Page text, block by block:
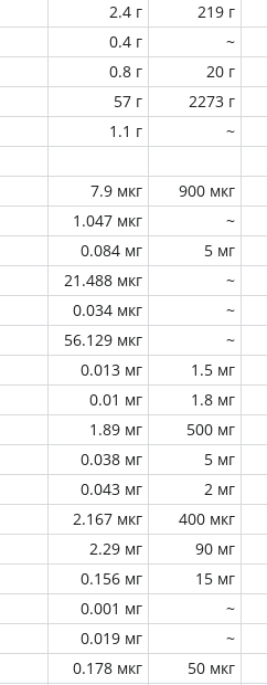
2.4 г 219 г
0.4 г
~
0.8 г 20 г
57 г 2273 г
1.1 г ~
7.9 мкг 900 мкг
1.047 мкг
~
0.084 мг 5 мг
21.488 мкг
~
0.034 мкг
~
56.129 мкг
~
0.013 мг 1.5 мг
0.01 мг 1.8 мг
1.89 мг 500 мг
0.038 мг 5 мг
0.043 мг 2 мг
2.167 мкг 400 мкг
2.29 мг 90 мг
0.156 мг 15 мг
0.001 мг
~
0.019 мг
~
0.178 мкг 50 мкг